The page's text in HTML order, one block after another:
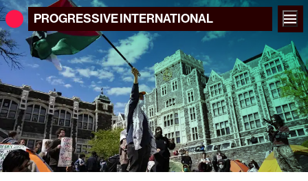
PROGRESSIVEINTERNATIONAL